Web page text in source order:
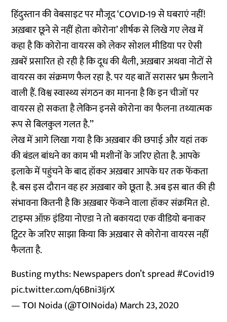
हिंदुस्तान की वेबसाइट पर मौजूद ‘COVID-19 से घबराएं नहीं!
अख़बार छूने से नहीं होता कोरोना’ शीर्षक से लिखे गए लेख में
कहा है कि कोरोना वायरस को लेकर सोशल मीडिया पर ऐसी
ख़बरें प्रसारित हो रही है कि दूध की थैली, अख़बार अथवा नोटों से
वायरस का संक्रमण फैल रहा है. पर यह बातें सरासर भ्रम फ़ैलाने
वाली हैं. विश्व स्वास्थ्य संगठन का मानना है कि इन चीजों पर
वायरस हो सकता है लेकिन इनसे कोरोना का फैलना तथ्यात्मक
रूप से बिलकुल गलत है.’’
लेख में आगे लिखा गया है कि अख़बार की छपाई और यहां तक
की बंडल बांधने का काम भी मशीनों के जरिए होता है. आपके
इलाके में पहुंचने के बाद हॉकर अख़बार आपके घर तक फेंकता
है. बस इस दौरान वह हर अख़बार को छूता है. अब इस बात की ही
संभावना कितनी है कि अख़बार फेंकने वाला हॉकर संक्रमित हो.
टाइम्स ऑफ़ इंडिया नोएडा ने तो बकायदा एक वीडियो बनाकर
ट्विटर के जरिए साझा किया कि अख़बार से कोरोना वायरस नहीं
फैलता है.
Busting myths: Newspapers don’t spread#Covid19
pic.twitter.com/q6Bni3IjrX
— TOI Noida (@TOINoida)March 23, 2020